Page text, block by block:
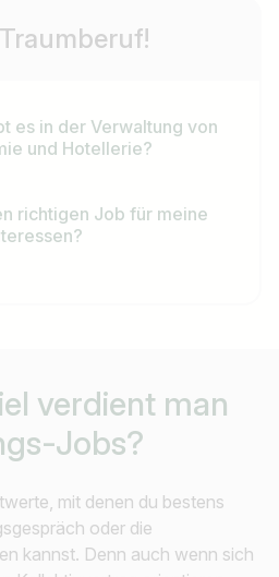
es in der Verwaltung von
und Hotellerie?
richtigen Job für meine
verdient man
Jobs?
mit denen du bestens
oder die
kannst. Denn auch wenn sich